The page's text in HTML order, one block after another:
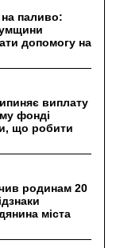
паливо:
допомогу на
виплату
фонді
що робити
родинам 20
міста